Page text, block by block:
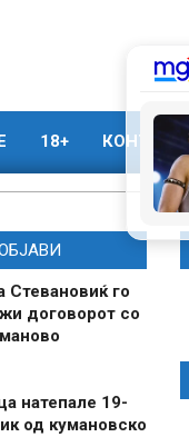
18+ КОНТАКТ
Стевановиќ го
договорот со
натепале 19-
од кумановско